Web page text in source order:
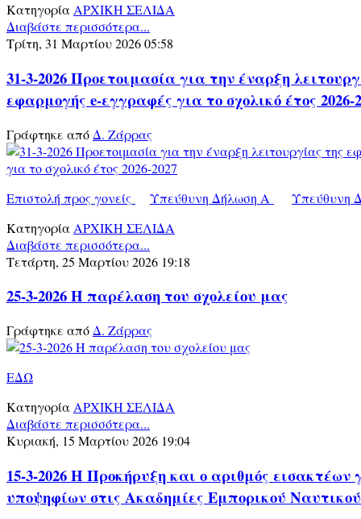
Κατηγορία ΑΡΧΙΚΗ ΣΕΛΙΔΑ
Διαβάστε περισσότερα...
Τρίτη, 31 Μαρτίου 2026 05:58
31-3-2026 Προετοιμασία για την έναρξη
εφαρμογής e-εγγραφές για το σχολικό έτος 2026-
Γράφτηκε από Δ. Ζάρρας
Επιστολή προς γονείς Υπεύθυνη Δήλωση Α
Υπεύθυνη
Κατηγορία ΑΡΧΙΚΗ ΣΕΛΙΔΑ
Διαβάστε περισσότερα...
Τετάρτη, 25 Μαρτίου 2026 19:18
25-3-2026 Η παρέλαση του σχολείου μας
Γράφτηκε από Δ. Ζάρρας
ΕΔΩ
Κατηγορία ΑΡΧΙΚΗ ΣΕΛΙΔΑ
Διαβάστε περισσότερα...
Κυριακή, 15 Μαρτίου 2026 19:04
15-3-2026 Η Προκήρυξη και ο αριθμός εισακτέων
υποψηφίων στις Ακαδημίες Εμπορικού